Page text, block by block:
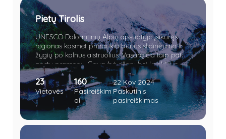
Pietų Tirolis
UNESCO Dolomitinių Alpių apsuptyje įsikūręs
regionas kasmet pritraukia būrius slidinėjimo ir
žygių po kalnus aistruolius. Vasarą čia taip pat
apstu pramogų. Gausybė ežerų bei krioklių, o
vietomis net piramidžių. Apsilankę sostinėje
nesuglumkite pasijutę lyg Austrijoje. Verčiau
paskanaukite šviežios polentos bei obuolių
štrudelio.
23
Vietovės
160
Pasireiškim
ai
22 Kov 2024
Paskutinis
pasireiškimas